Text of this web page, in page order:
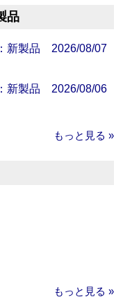
品
新製品 2026/08/07
新製品 2026/08/06
もっと見る »
もっと見る »